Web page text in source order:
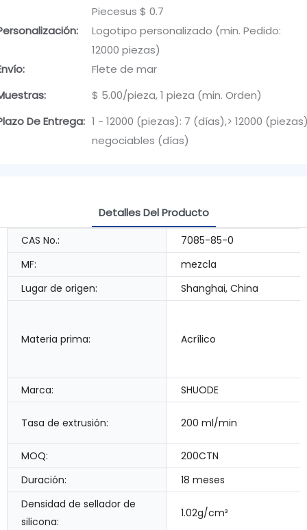
Piecesus $ 0.7
Logotipo personalizado (min. Pedido:
12000 piezas)
Flete de mar
$ 5.00/pieza, 1 pieza (min. Orden)
De Entrega: 1 - 12000 (piezas): 7 (días),> 12000
negociables (días)
Detalles Del Producto
CAS No.:
7085-85-0
MF:
mezcla
Lugar de origen:
Shanghai, China
Materia prima: Acrílico
Marca: SHUODE
Tasa de extrusión: 200 ml/min
MOQ:
200CTN
Duración:
18 meses
Densidad de sellador de
silicona:
1.02g/cm³